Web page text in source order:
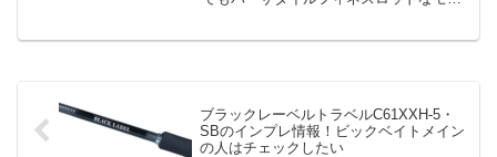
ブラックレーベルトラベルC61XXH-5・
SBのインプレ情報！ビックベイトメイン
の人はチェックしたい